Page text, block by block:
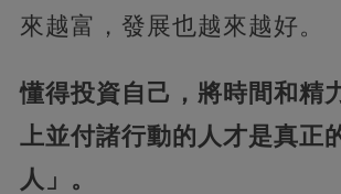
來越富，發展也越來越好。
懂得投資自己，將時間和精
上並付諸行動的人才是真正
人」。